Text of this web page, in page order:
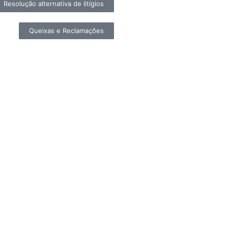
Resolução alternativa de litígios
Queixas e Reclamações